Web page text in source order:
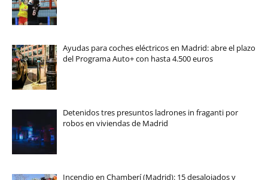
Ayudas para coches eléctricos en Madrid: abre el plazo
del Programa Auto+ con hasta 4.500 euros
Detenidos tres presuntos ladrones in fraganti por
robos en viviendas de Madrid
Incendio en Chamberí (Madrid): 15 desalojados y